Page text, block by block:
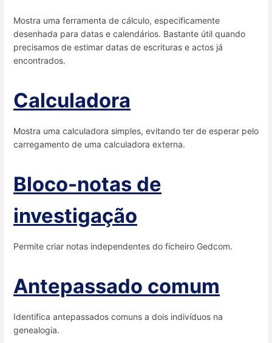
Mostra uma ferramenta de cálculo, especificamente
desenhada para datas e calendários. Bastante útil quando
precisamos de estimar datas de escrituras e actos já
encontrados.
Calculadora
Mostra uma calculadora simples, evitando ter de esperar pelo
carregamento de uma calculadora externa.
Bloco-notas de
investigação
Permite criar notas independentes do ficheiro Gedcom.
Antepassado comum
Identifica antepassados comuns a dois indivíduos na
genealogia.